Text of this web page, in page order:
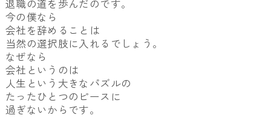
退職の道を歩んだのです。
今の僕なら
会社を辞めることは
当然の選択肢に入れるでしょう。
なぜなら
会社というのは
人生という大きなパズルの
たったひとつのピースに
過ぎないからです。